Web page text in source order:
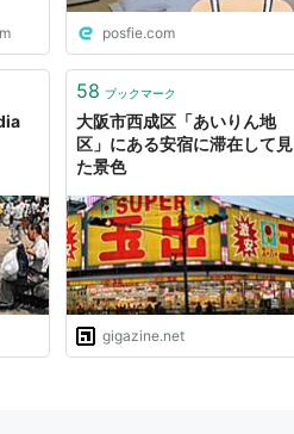
posfie.com
58 ブックマーク
大阪市西成区「あいりん地
区」にある安宿に滞在して見
た景色
gigazine.net